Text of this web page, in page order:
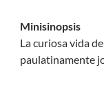
Minisinopsis
La curiosa vida
paulatinamente